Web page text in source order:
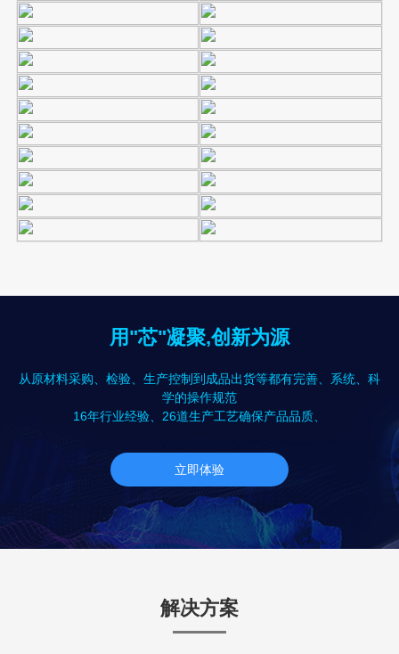
用"芯"凝聚,创新为源
从原材料采购、检验、生产控制到成品出货等都有完善、系统、科
学的操作规范
16年行业经验、26道生产工艺确保产品品质、
立即体验
解决方案